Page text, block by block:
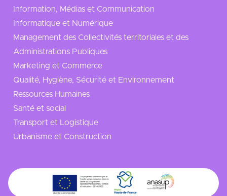
Information, Médias et Communication
Informatique et Numérique
Management des Collectivités territoriales et des
Administrations Publiques
Marketing et Commerce
Qualité, Hygiène, Sécurité et Environnement
Ressources Humaines
Santé et social
Transport et Logistique
Urbanisme et Construction